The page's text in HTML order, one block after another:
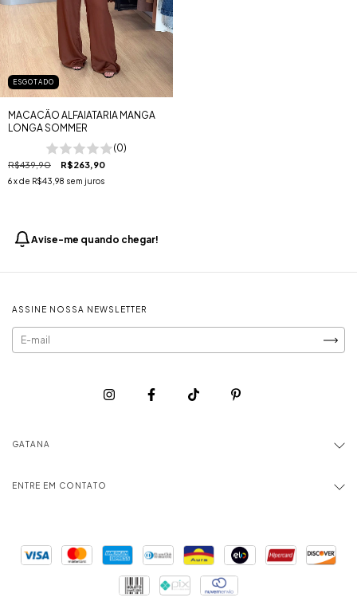
ESGOTADO
MACACÃO ALFAIATARIA MANGA
LONGA SOMMER
(0)
R$439,90 R$263,90
6x de R$43,98 sem juros
Avise-me quando chegar!
ASSINE NOSSA NEWSLETTER
GATANA
ENTRE EM CONTATO